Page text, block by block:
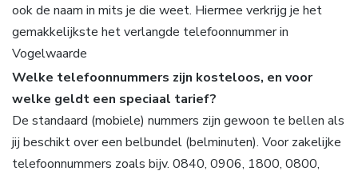
ook de naam in mits je die weet. Hiermee verkrijg je het
gemakkelijkste het verlangde telefoonnummer in
Vogelwaarde
Welke telefoonnummers zijn kosteloos, en voor
welke geldt een speciaal tarief?
De standaard (mobiele) nummers zijn gewoon te bellen als
jij beschikt over een belbundel (belminuten). Voor zakelijke
telefoonnummers zoals bijv. 0840, 0906, 1800, 0800,